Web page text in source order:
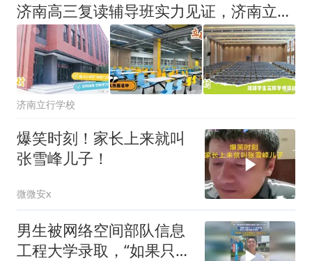
济南高三复读辅导班实力见证，济南立行学校以科学培养模式护航学子重启逐梦征程
济南立行学校
爆笑时刻！家长上来就叫
张雪峰儿子！
微微安x
男生被网络空间部队信息
工程大学录取，“如果只是